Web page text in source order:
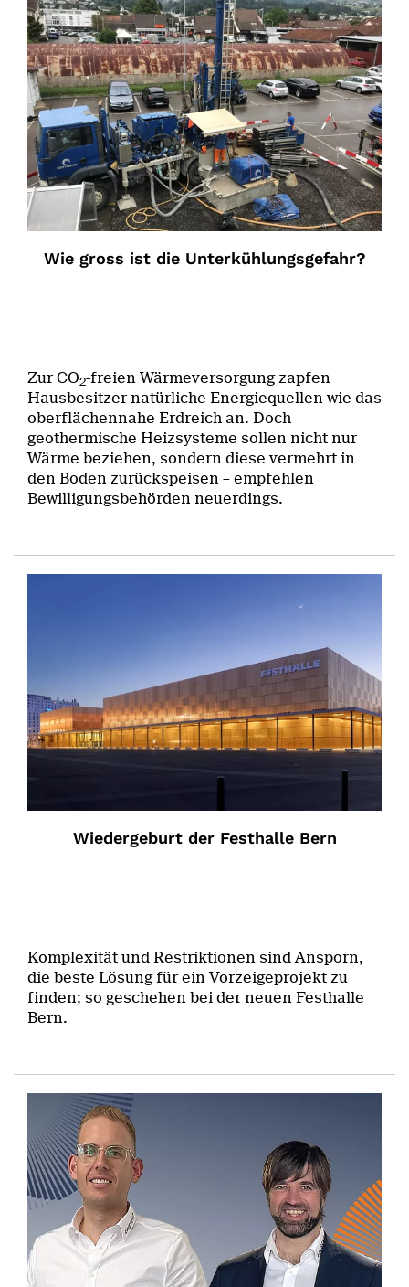
Wie gross ist die Unterkühlungsgefahr?
Zur CO2-freien Wärmeversorgung zapfen
Hausbesitzer natürliche Energiequellen wie das
oberflächennahe Erdreich an. Doch
geothermische Heizsysteme sollen nicht nur
Wärme beziehen, sondern diese vermehrt in
den Boden zurückspeisen – empfehlen
Bewilligungsbehörden neuerdings.
Wiedergeburt der Festhalle Bern
Komplexität und Restriktionen sind Ansporn,
die beste Lösung für ein Vorzeigeprojekt zu
finden; so geschehen bei der neuen Festhalle
Bern.